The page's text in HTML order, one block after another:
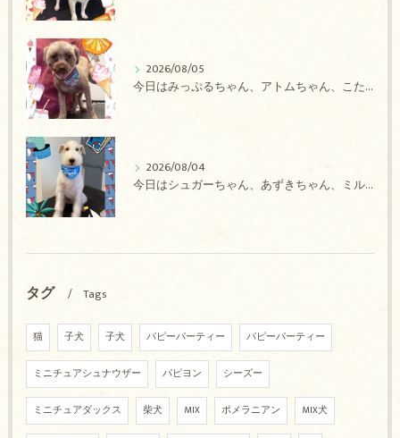
2026/08/05
今日はみっぷるちゃん、アトムちゃん、こたろうちゃん、ルルちゃん、アンジュちゃん、がぶちゃんのトリミングの紹介です【奈良のエース動物病院】
2026/08/04
今日はシュガーちゃん、あずきちゃん、ミルキーちゃん、コロンちゃん、ココちゃんのトリミングの紹介です【奈良のエース動物病院】
タグ Tags
猫 子犬 子犬 パピーパーティー パピーパーティー
ミニチュアシュナウザー パピヨン シーズー
ミニチュアダックス 柴犬 MIX ポメラニアン MIX犬